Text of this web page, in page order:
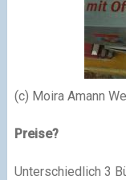
(c) Moira Amann
Preise?
Unterschiedlich 3